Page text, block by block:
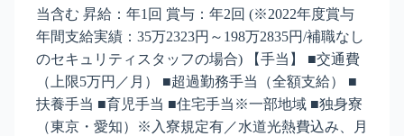
当含む 昇給：年1回 賞与：年2回 (※2022年度賞与
年間支給実績：35万2323円～198万2835円/補職なし
のセキュリティスタッフの場合) 【手当】 ■交通費
（上限5万円／月） ■超過勤務手当（全額支給） ■
扶養手当 ■育児手当 ■住宅手当※一部地域 ■独身寮
（東京・愛知）※入寮規定有／水道光熱費込み、月